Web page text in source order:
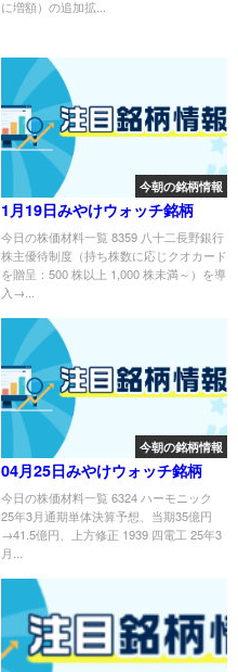
に増額）の追加拡...
今朝の銘柄情報
1月19日みやけウォッチ銘柄
今日の株価材料一覧 8359 八十二長野銀行
株主優待制度（持ち株数に応じクオカード
を贈呈：500 株以上 1,000 株未満～）を導
入→...
今朝の銘柄情報
04月25日みやけウォッチ銘柄
今日の株価材料一覧 6324 ハーモニック
25年3月通期単体決算予想、当期35億円
→41.5億円、上方修正 1939 四電工 25年3
月...